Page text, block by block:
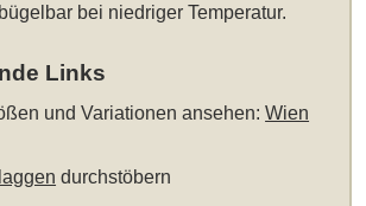
bei niedriger Temperatur.
Links
und Variationen ansehen:Wien
durchstöbern